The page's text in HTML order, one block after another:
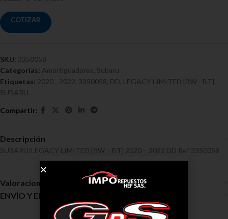
COTIZAR
SKU: 3350058
Categorías: Amortiguadores Subaru
Etiquetas: 2020 - 2022 3350058 DD LEGACY LIMITED [BW - BT]
SUBARU
Descripción
SUBARU/LEGACY LIMITED [BW – BT] 2020 – 2022 DD Ref 3350058
Valoraciones (0)
ENVÍO Y ENTREGA